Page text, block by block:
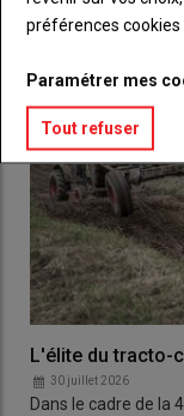
L'élite du tracto-
30 juillet 2026
Dans le cadre de la
préférences cookies
Paramétrer mes
Tout refuser